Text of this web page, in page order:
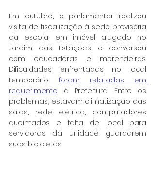
Em outubro, o parlamentar realizou
visita de fiscalização à sede provisória
da escola, em imóvel alugado no
Jardim das Estações, e conversou
com educadoras e merendeiras.
Dificuldades enfrentadas no local
temporário foram relatadas em
requerimento à Prefeitura. Entre os
problemas, estavam climatização das
salas, rede elétrica, computadores
queimados e falta de local para
servidoras da unidade guardarem
suas bicicletas.